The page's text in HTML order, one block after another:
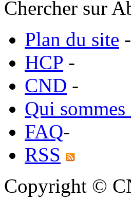
Chercher sur
Plan du site -
HCP -
CND -
Qui sommes
FAQ-
RSS
Copyright ©